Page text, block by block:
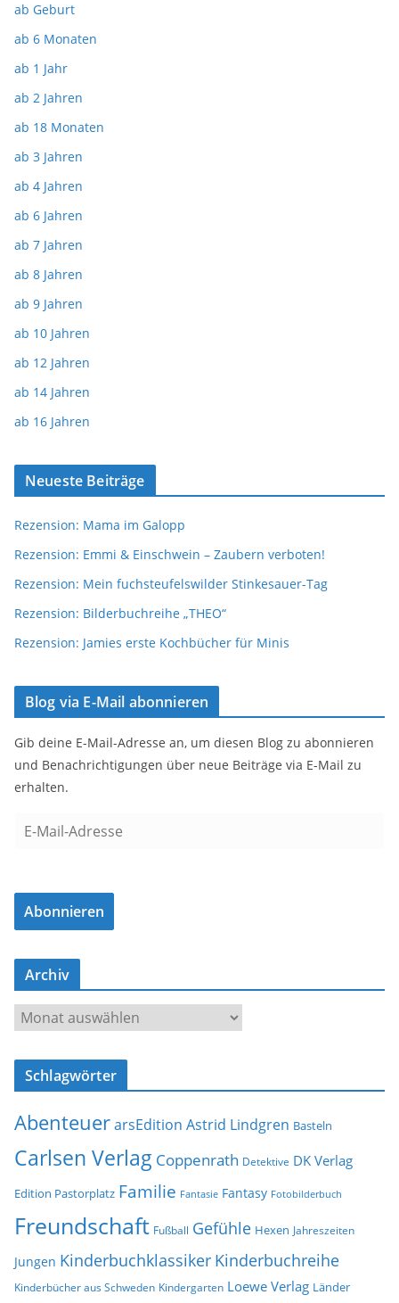
ab Geburt
ab 6 Monaten
ab 1 Jahr
ab 2 Jahren
ab 18 Monaten
ab 3 Jahren
ab 4 Jahren
ab 6 Jahren
ab 7 Jahren
ab 8 Jahren
ab 9 Jahren
ab 10 Jahren
ab 12 Jahren
ab 14 Jahren
ab 16 Jahren
Neueste Beiträge
Rezension: Mama im Galopp
Rezension: Emmi & Einschwein – Zaubern verboten!
Rezension: Mein fuchsteufelswilder Stinkesauer-Tag
Rezension: Bilderbuchreihe „THEO“
Rezension: Jamies erste Kochbücher für Minis
Blog via E-Mail abonnieren
Gib deine E-Mail-Adresse an, um diesen Blog zu abonnieren
und Benachrichtigungen über neue Beiträge via E-Mail zu
erhalten.
a
l
-
d
s
e
Abonnieren
Archiv
r
c
v
Schlagwörter
AbenteuerarsEdition Astrid Lindgren Basteln
Carlsen Verlag Coppenrath Detektive DK Verlag
Edition Pastorplatz Familie Fantasie Fantasy Fotobilderbuch
Freundschaft Fußball Gefühle Hexen Jahreszeiten
Jungen Kinderbuchklassiker Kinderbuchreihe
Kinderbücher aus Schweden Kindergarten Loewe Verlag Länder